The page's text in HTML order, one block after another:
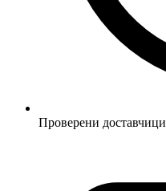
Проверени доставчици